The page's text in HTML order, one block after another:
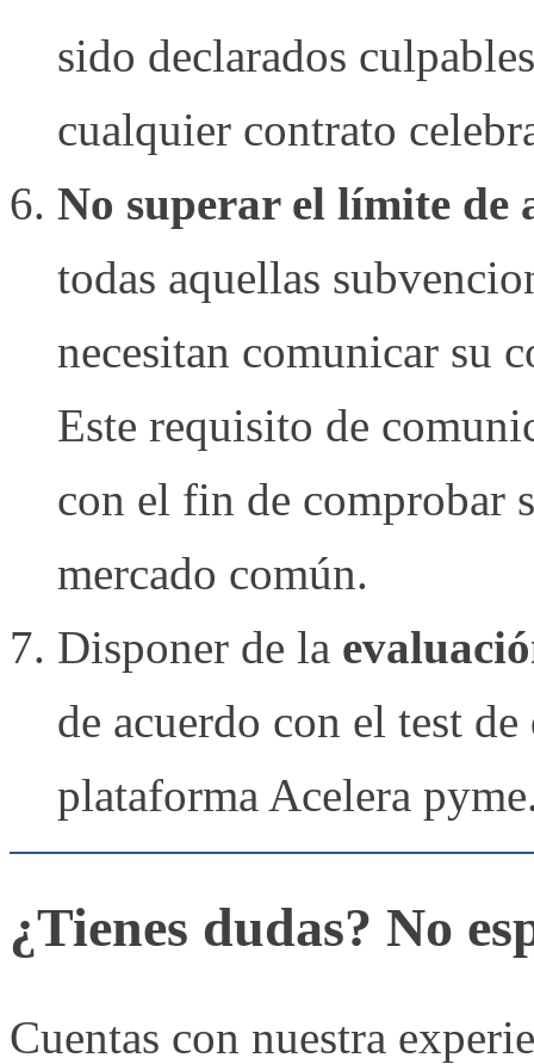
sido declarados
cualquier contrato
No superar el límite
todas aquellas
necesitan comunicar su
Este requisito de
con el fin de comprobar
mercado común.
Disponer de la
de acuerdo con el test
plataforma Acelera
¿Tienes dudas? No
Cuentas con nuestra